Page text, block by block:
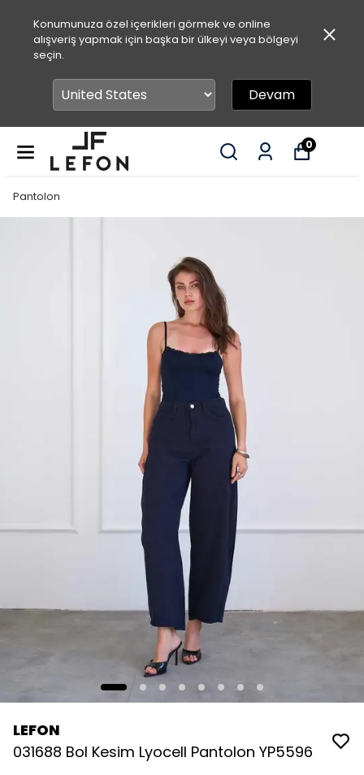
Konumunuza özel içerikleri görmek ve online
alışveriş yapmak için başka bir ülkeyi veya bölgeyi
seçin.
Devam
0
Pantolon
LEFON
031688 Bol Kesim Lyocell Pantolon YP5596